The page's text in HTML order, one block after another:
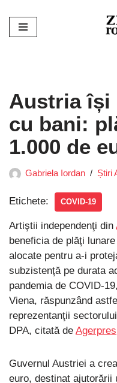
Sari
Austria își
cu bani:
1.000 de
Gabriela Iordan Știri
Etichete: COVID-19
Artiştii independenţi din
beneficia de plăţi
alocate pentru a-i
subzistenţă pe durata
pandemia de COVID-
Viena, răspunzând
reprezentanţii
DPA, citată de Agerpres
Guvernul Austriei a
euro, destinat ajutorării